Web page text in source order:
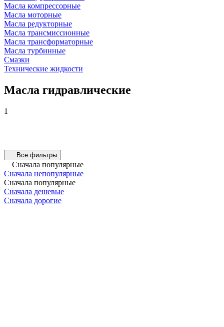
Масла компрессорные
Масла моторные
Масла редукторные
Масла трансмиссионные
Масла трансформаторные
Масла турбинные
Смазки
Технические жидкости
Масла гидравлические
1
Все фильтры
Сначала популярные
Сначала непопулярные
Сначала популярные
Сначала дешевые
Сначала дорогие